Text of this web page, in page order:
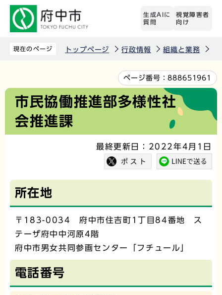
先
生成AIに
質問
視覚障害者
向け
現在のページ トップページ 行政情報 組織と業務
文
か
ページ番号：888651961
市民協働推進部多様性社
会推進課
最終更新日：2022年4月1日
所在地
〒183-0034 府中市住吉町1丁目84番地 ス
テーザ府中中河原4階
府中市男女共同参画センター「フチュール」
電話番号